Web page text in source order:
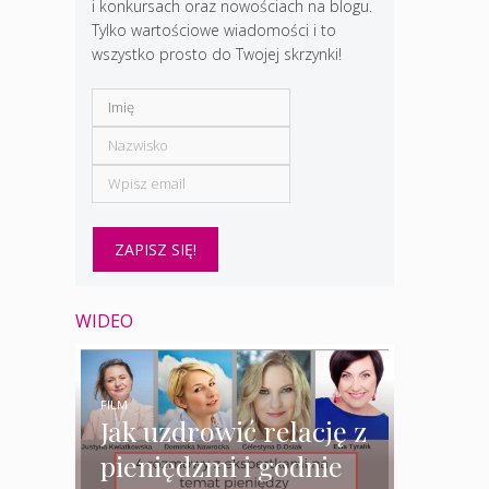
i konkursach oraz nowościach na blogu.
Tylko wartościowe wiadomości i to
wszystko prosto do Twojej skrzynki!
WIDEO
Jak uzdrowić relację z
pieniędzmi i godnie
FILM